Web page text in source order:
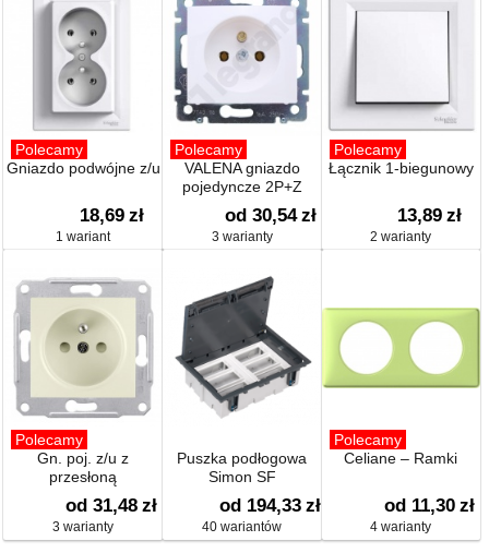
Polecamy
Gniazdo podwójne z/u
18,69 zł
1 wariant
Polecamy
VALENA gniazdo
pojedyncze 2P+Z
od 30,54 zł
3 warianty
Polecamy
Łącznik 1-biegunowy
13,89 zł
2 warianty
Polecamy
Gn. poj. z/u z
przesłoną
od 31,48 zł
3 warianty
Puszka podłogowa
Simon SF
od 194,33 zł
40 wariantów
Polecamy
Celiane – Ramki
od 11,30 zł
4 warianty